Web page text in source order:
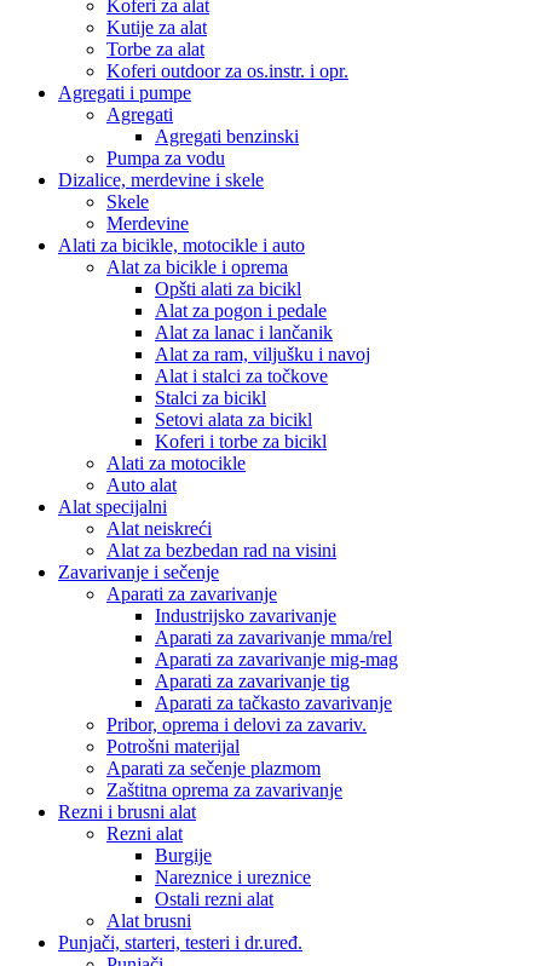
Koferi za alat
Kutije za alat
Torbe za alat
Koferi outdoor za os.instr. i opr.
Agregati i pumpe
Agregati
Agregati benzinski
Pumpa za vodu
Dizalice, merdevine i skele
Skele
Merdevine
Alati za bicikle, motocikle i auto
Alat za bicikle i oprema
Opšti alati za bicikl
Alat za pogon i pedale
Alat za lanac i lančanik
Alat za ram, viljušku i navoj
Alat i stalci za točkove
Stalci za bicikl
Setovi alata za bicikl
Koferi i torbe za bicikl
Alati za motocikle
Auto alat
Alat specijalni
Alat neiskreći
Alat za bezbedan rad na visini
Zavarivanje i sečenje
Aparati za zavarivanje
Industrijsko zavarivanje
Aparati za zavarivanje mma/rel
Aparati za zavarivanje mig-mag
Aparati za zavarivanje tig
Aparati za tačkasto zavarivanje
Pribor, oprema i delovi za zavariv.
Potrošni materijal
Aparati za sečenje plazmom
Zaštitna oprema za zavarivanje
Rezni i brusni alat
Rezni alat
Burgije
Nareznice i ureznice
Ostali rezni alat
Alat brusni
Punjači, starteri, testeri i dr.uređ.